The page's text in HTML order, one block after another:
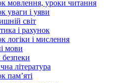
мовлення, уроки читання
уваги і уяви
світ
і рахунок
логіки і мислення
мови
література
пам’яті